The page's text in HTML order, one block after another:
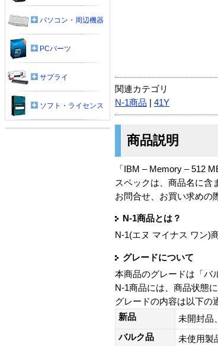
関連カテゴリ
N-1商品
41Y
商品説明
「IBM – Memory – 512
スペックは、商品名に含
お問合せ、お買い求めの
N-1商品とは？
N-1(エヌ マイナス ワン)
グレードについて
本商品のグレードは「バ
N-1商品には、商品状態
グレードの内容は以下の
新品
未開封品
バルク品
未使用製
パソコン・周辺機器
PCパーツ
サプライ
ソフト・ライセンス